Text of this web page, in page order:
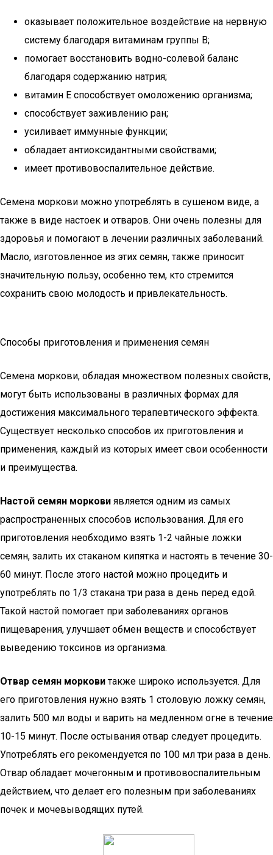
оказывает положительное воздействие на нервную
систему благодаря витаминам группы В;
помогает восстановить водно-солевой баланс
благодаря содержанию натрия;
витамин Е способствует омоложению организма;
способствует заживлению ран;
усиливает иммунные функции;
обладает антиоксидантными свойствами;
имеет противовоспалительное действие.
Семена моркови можно употреблять в сушеном виде, а
также в виде настоек и отваров. Они очень полезны для
здоровья и помогают в лечении различных заболеваний.
Масло, изготовленное из этих семян, также приносит
значительную пользу, особенно тем, кто стремится
сохранить свою молодость и привлекательность.
Способы приготовления и применения семян
Семена моркови, обладая множеством полезных свойств,
могут быть использованы в различных формах для
достижения максимального терапевтического эффекта.
Существует несколько способов их приготовления и
применения, каждый из которых имеет свои особенности
и преимущества.
Настой семян моркови является одним из самых
распространенных способов использования. Для его
приготовления необходимо взять 1-2 чайные ложки
семян, залить их стаканом кипятка и настоять в течение 30-
60 минут. После этого настой можно процедить и
употреблять по 1/3 стакана три раза в день перед едой.
Такой настой помогает при заболеваниях органов
пищеварения, улучшает обмен веществ и способствует
выведению токсинов из организма.
Отвар семян морковитакже широко используется. Для
его приготовления нужно взять 1 столовую ложку семян,
залить 500 мл воды и варить на медленном огне в течение
10-15 минут. После остывания отвар следует процедить.
Употреблять его рекомендуется по 100 мл три раза в день.
Отвар обладает мочегонным и противовоспалительным
действием, что делает его полезным при заболеваниях
почек и мочевыводящих путей.